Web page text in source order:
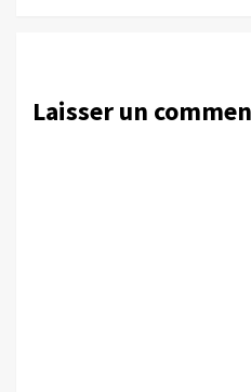
Laisser un